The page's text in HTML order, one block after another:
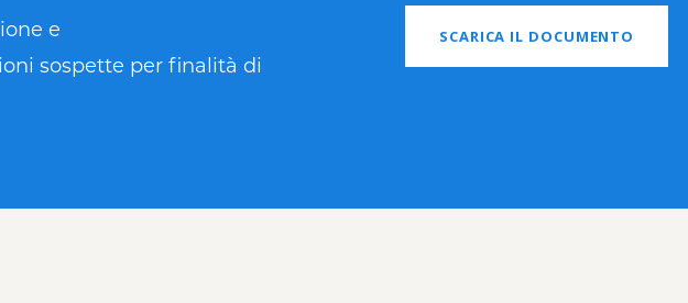
e
sospette per finalità di
SCARICA IL DOCUMENTO